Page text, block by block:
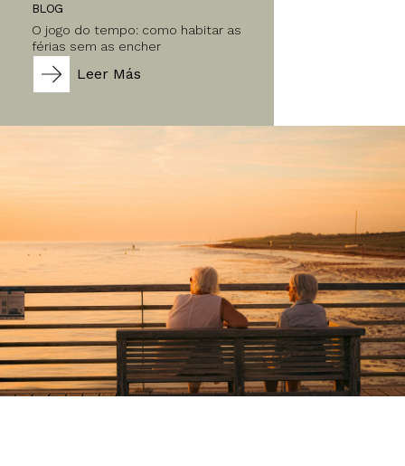
BLOG
O jogo do tempo: como habitar as
férias sem as encher
Leer Más